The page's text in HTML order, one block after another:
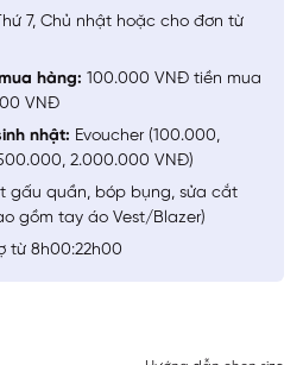
7, Chủ nhật hoặc cho đơn từ
hàng: 100.000 VNĐ tiền mua
VNĐ
nhật: Evoucher (100.000,
2.000.000 VNĐ)
gấu quần, bóp bụng, sửa cắt
gồm tay áo Vest/Blazer)
từ 8h00:22h00